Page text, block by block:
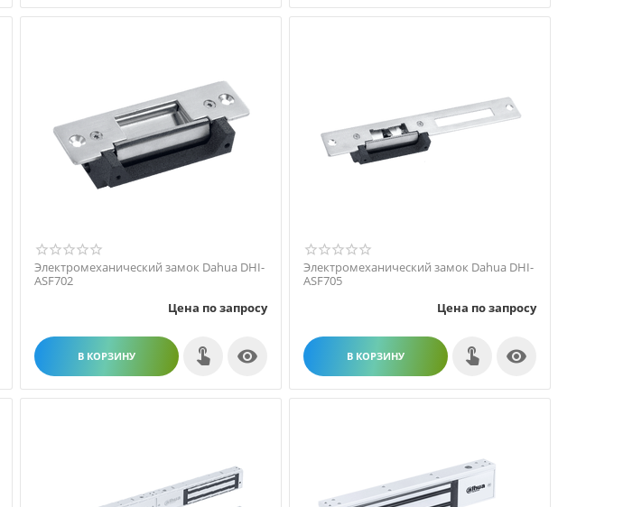
Электромеханический замок Dahua DHI-
ASF702
Цена по запросу
В КОРЗИНУ 
Электромеханический замок Dahua DHI-
ASF705
Цена по запросу
В КОРЗИНУ 